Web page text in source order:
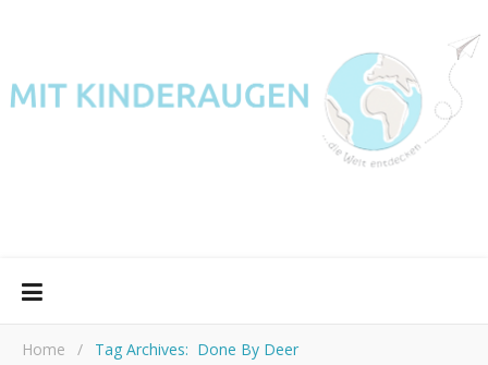
Home / Tag Archives: Done By Deer